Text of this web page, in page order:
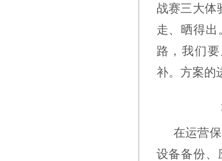
战赛三大体
走、晒得
路，我们
补。方案的
在运营
设备备份、